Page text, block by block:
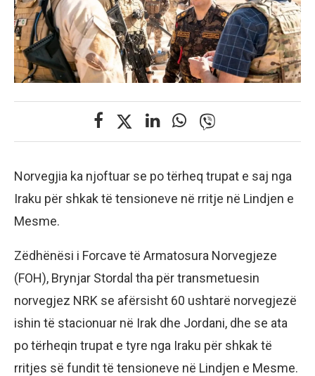
Norvegjia ka njoftuar se po tërheq trupat e saj nga
Iraku për shkak të tensioneve në rritje në Lindjen e
Mesme.
Zëdhënësi i Forcave të Armatosura Norvegjeze
(FOH), Brynjar Stordal tha për transmetuesin
norvegjez NRK se afërsisht 60 ushtarë norvegjezë
ishin të stacionuar në Irak dhe Jordani, dhe se ata
po tërheqin trupat e tyre nga Iraku për shkak të
rritjes së fundit të tensioneve në Lindjen e Mesme.